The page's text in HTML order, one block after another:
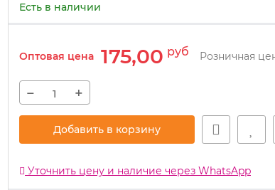
Есть в наличии
Оптовая цена 175,00 руб Розничная
− +
Добавить в корзину
Уточнить цену и наличие через WhatsApp